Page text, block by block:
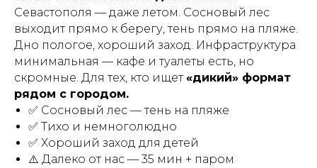
Севастополя — даже летом. Сосновый лес
выходит прямо к берегу, тень прямо на пляже.
Дно пологое, хороший заход. Инфраструктура
минимальная — кафе и туалеты есть, но
скромные. Для тех, кто ищет«дикий» формат
рядом с городом.
✅ Сосновый лес — тень на пляже
✅ Тихо и немноголюдно
✅ Хороший заход для детей
⚠️ Далеко от нас — 35 мин + паром